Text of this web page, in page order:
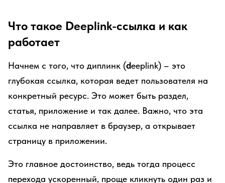
Что такое Deeplink-ссылка и как
работает
Начнем с того, что диплинк (deeplink) – это
глубокая ссылка, которая ведет пользователя на
конкретный ресурс. Это может быть раздел,
статья, приложение и так далее. Важно, что эта
ссылка не направляет в браузер, а открывает
страницу в приложении.
Это главное достоинство, ведь тогда процесс
перехода ускоренный, проще кликнуть один раз и